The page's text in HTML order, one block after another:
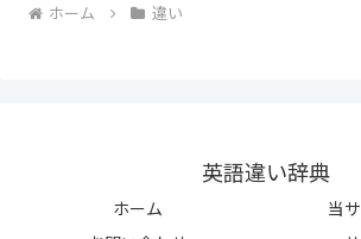
ホーム 違い
英語違い辞典
ホーム
当